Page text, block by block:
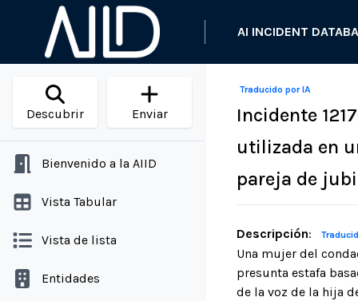
AI INCIDENT
Descubrir Enviar
Bienvenido a la AIID
Vista Tabular
Vista de lista
Entidades
Traducido por IA
Incidente
utilizada en
pareja de
Descripción:
Una mujer del
presunta estafa
de la voz de la hija